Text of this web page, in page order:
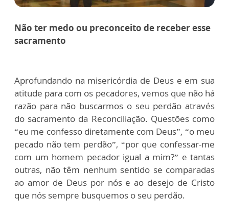
Não ter medo ou preconceito de receber esse
sacramento
Aprofundando na misericórdia de Deus e em sua
atitude para com os pecadores, vemos que não há
razão para não buscarmos o seu perdão através
do sacramento da Reconciliação. Questões como
“eu me confesso diretamente com Deus”, “o meu
pecado não tem perdão”, “por que confessar-me
com um homem pecador igual a mim?” e tantas
outras, não têm nenhum sentido se comparadas
ao amor de Deus por nós e ao desejo de Cristo
que nós sempre busquemos o seu perdão.